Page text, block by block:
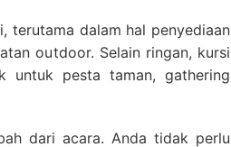
terutama dalam hal penyediaan
outdoor. Selain ringan, kursi
untuk pesta taman, gathering
dari acara. Anda tidak perlu